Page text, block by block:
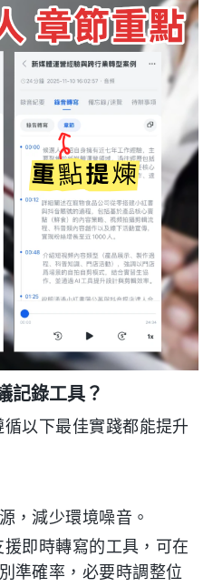
記錄工具？
以下最佳實踐都能提升
，減少環境噪音。
即時轉寫的工具，可在
準確率，必要時調整位